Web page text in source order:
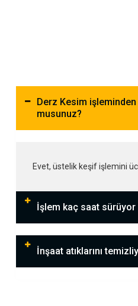
Derz Kesim
musunuz?
Evet, üstelik keşif işlemini
İşlem kaç saat sürüyor
İnşaat atıklarını